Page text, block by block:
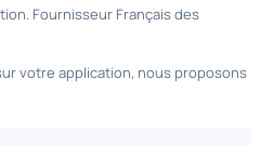
Fournisseur Français des
votre application, nous proposons